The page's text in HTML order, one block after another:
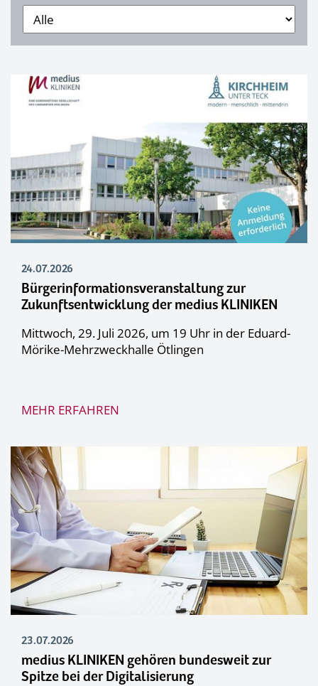
24.07.2026
Bürgerinformationsveranstaltung zur
Zukunftsentwicklung der medius KLINIKEN
Mittwoch, 29. Juli 2026, um 19 Uhr in der Eduard-
Mörike-Mehrzweckhalle Ötlingen
MEHR ERFAHREN
23.07.2026
medius KLINIKEN gehören bundesweit zur
Spitze bei der Digitalisierung